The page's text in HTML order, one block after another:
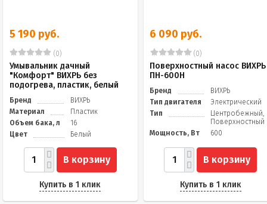
5 190 руб.
(0)
Умывальник дачный
"Комфорт" ВИХРЬ без
подогрева, пластик, белый
Бренд
ВИХРЬ
Материал
Пластик
Объем бака, л
16
Цвет
Белый
В корзину
Купить в 1 клик
6 090 руб.
(0)
Поверхностный насос ВИХРЬ
ПН-600Н
Бренд
ВИХРЬ
Тип двигателя
Электрический
Тип
Центробежный,
Поверхностный
Мощность, Вт
600
В корзину
Купить в 1 клик